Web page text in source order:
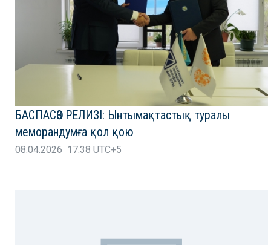
БАСПАСӨЗ РЕЛИЗІ: Ынтымақтастық туралы
меморандумға қол қою
08.04.2026 17:38 UTC+5